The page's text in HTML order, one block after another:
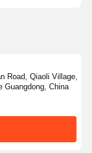
Road, Qiaoli Village,
Guangdong, China